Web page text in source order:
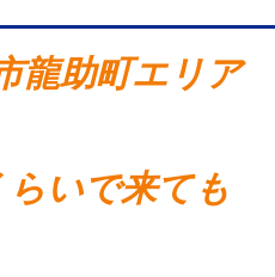
龍助町エリア
いで来ても